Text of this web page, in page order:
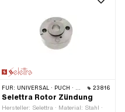
Anwendungsbereich: Racing ·
Anwendungsbereich: Tuning
FÜR: UNIVERSAL · PUCH · SACHS · ZÜNDAPP BELMONDO 23816
Selettra Rotor Zündung
Hersteller: Selettra · Material: Stahl ·